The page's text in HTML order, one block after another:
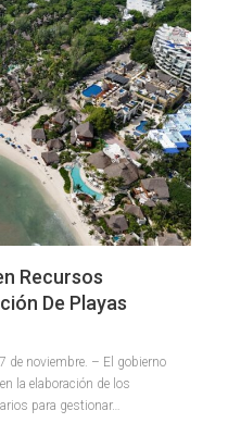
Recursos
De Playas
de noviembre. – El gobierno
la elaboración de los
para gestionar…